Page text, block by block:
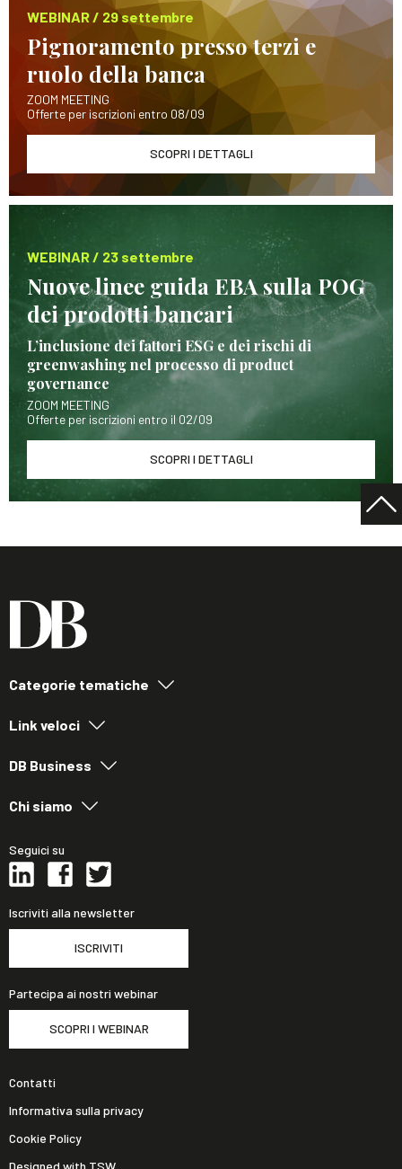
WEBINAR / 29 settembre
Pignoramento presso terzi e
ruolo della banca
ZOOM MEETING
Offerte per iscrizioni entro 08/09
SCOPRI I DETTAGLI
WEBINAR / 23 settembre
Nuove linee guida EBA sulla POG
dei prodotti bancari
L’inclusione dei fattori ESG e dei rischi di
greenwashing nel processo di product
governance
ZOOM MEETING
Offerte per iscrizioni entro il 02/09
SCOPRI I DETTAGLI
Categorie tematiche
Link veloci
DB Business
Chi siamo
Seguici su
Iscriviti alla newsletter
ISCRIVITI
Partecipa ai nostri webinar
SCOPRI I WEBINAR
Contatti
Informativa sulla privacy
Cookie Policy